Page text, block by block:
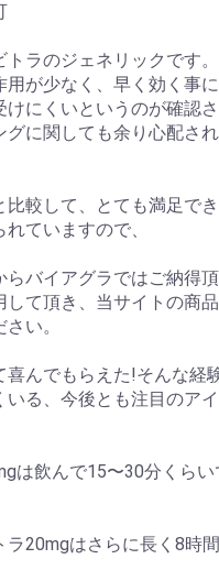
トラのジェネリックです
用が少なく、早く効く事
けにくいというのが確認
グに関しても余り心配さ
比較して、とても満足で
ていますので、
らバイアグラではご納得
して頂き、当サイトの商
い。
喜んでもらえた!そんな経
いる、今後とも注目のア
は飲んで15〜30分くら
ラ20mgはさらに長く8時